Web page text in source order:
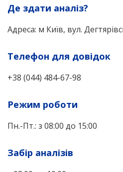
Де здати аналіз?
Адреса: м Київ, вул.
Телефон для довідок
+38 (044) 484-67-98
Режим роботи
Пн.-Пт.: з 08:00 до 15:00
Забір аналізів